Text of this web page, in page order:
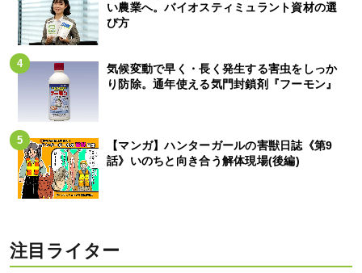
い農業へ。バイオスティミュラント資材の選
び方
気候変動で早く・長く発生する害虫をしっか
り防除。通年使える気門封鎖剤『フーモン』
【マンガ】ハンターガールの害獣日誌《第9
話》いのちと向き合う解体現場(後編)
注目ライター